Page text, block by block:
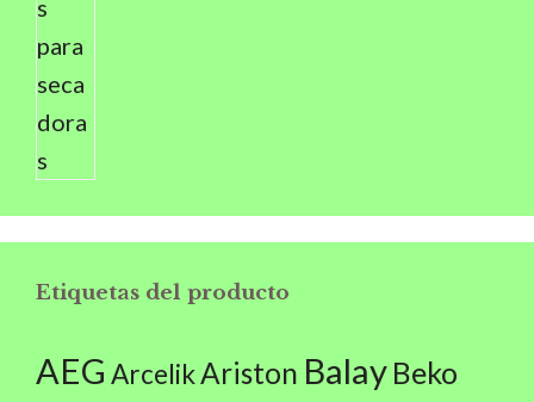
Etiquetas del producto
AEG ArcelikAriston Balay Beko